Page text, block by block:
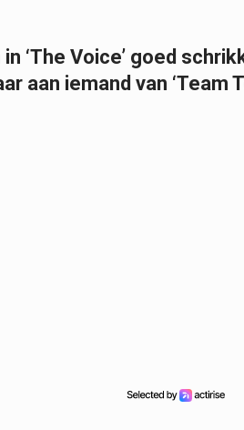
‘The Voice’ goed
aan iemand van ‘Team